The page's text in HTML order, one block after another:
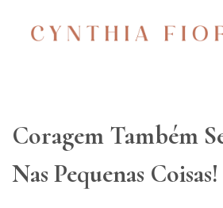
Coragem Também
Nas Pequenas Coisas!